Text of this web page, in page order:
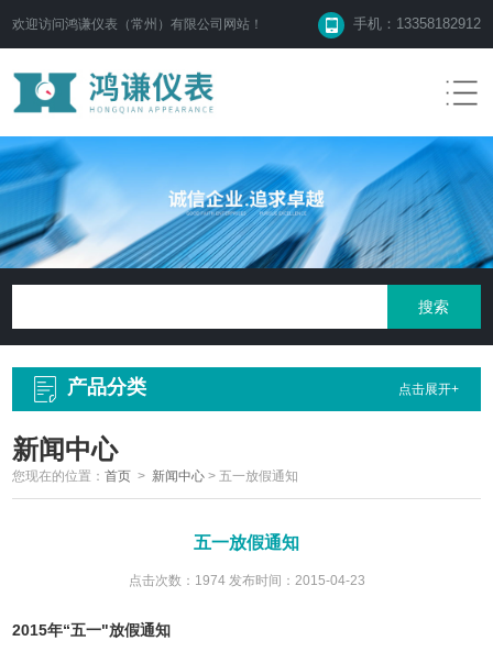
欢迎访问鸿谦仪表（常州）有限公司网站！ 手机：13358182912
产品分类 点击展开+
新闻中心
您现在的位置：首页 > 新闻中心 > 五一放假通知
五一放假通知
点击次数：1974 发布时间：2015-04-23
2015年“五一"放假通知